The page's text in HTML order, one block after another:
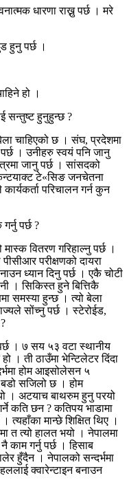
धारणा राख्नु पर्छ । मरे
हुनु पर्छ ।
हो ।
सन्तुष्ट हुनुहुन्छ ?
चाहिएको छ । संघ, प्रदेशमा
। उनीहरु स्वयं पनि जानु
जानु पर्छ । सांसदको
टे«सिङ जनचेतना
परिचालन गर्न कुन
पर्छ ?
वितरण गरिहाल्नु पर्छ ।
परीक्षणको दायरा
ध्यान दिनु पर्छ । एकै चोटी
। सिकिस्त हुने बित्तिकै
समस्या हुन्छ । त्यो बेला
सोंच्नु पर्छ । स्टेरोईड,
। ७ सय ५३ वटा स्थानीय
। ती ठाउँमा भेन्टिलेटर दिंदा
होम आइसोलेसन ५
सजिलो छ । होम
। अटयाच बाथरुम हुनु परयो
कति छन ? कतिपय भाडामा
मान्छे शिक्षित थिए ।
त त्यो हालत भयो । नेपालमा
काम गर्नु पर्छ । हिसाब
हुँदैन । नेपालको सन्दर्भमा
क्वारेन्टाइन बनाउन